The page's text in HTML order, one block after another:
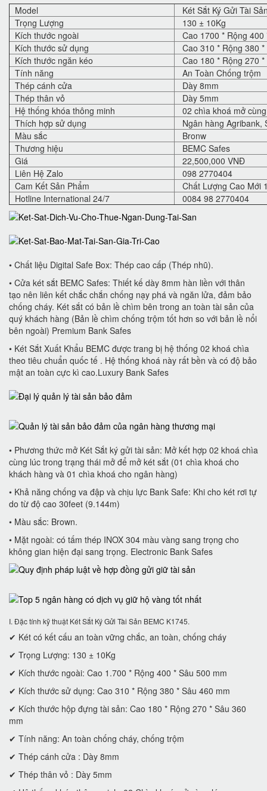
Model
Két Sắt Ký Gửi Tài
Trọng Lượng
130 ± 10Kg
Kích thước ngoài
Cao 1700 * Rộng
Kích thước sử dụng
Cao 310 * Rộng 380
Kích thước ngăn kéo
Cao 180 * Rộng 270
Tính năng
An Toàn Chống trộm
Thép cánh cửa
Dày 8mm
Thép thân vỏ
Dày 5mm
Hệ thống khóa thông minh
02 chìa khoá mở
Thích hợp sử dụng
Ngân hàng Agribank,
Màu sắc
Bronw
Thương hiệu
BEMC Safes
Giá
22,500,000 VNĐ
Liên Hệ Zalo
098 2770404
Cam Kết Sản Phẩm
Chất Lượng Cao Mới
Hotline International 24/7
0084 98 2770404
• Chất liệu Digital Safe Box: Thép cao cấp (Thép nhũ).
• Cửa két sắt BEMC Safes: Thiết kế dày 8mm hàn liền với thân
tạo nên liên kết chắc chắn chống nạy phá và ngăn lửa, đảm bảo
chống cháy. Két sắt có bản lề chìm bên trong an toàn tài sản của
quý khách hàng (Bản lề chìm chống trộm tốt hơn so với bản lề nổi
bên ngoài) Premium Bank Safes
• Két Sắt Xuất Khẩu BEMC được trang bị hệ thống 02 khoá chìa
theo tiêu chuẩn quốc tế . Hệ thống khoá này rất bền và có độ bảo
mật an toàn cực kì cao.Luxury Bank Safes
• Phương thức mở Két Sắt ký gửi tài sản: Mở kết hợp 02 khoá chìa
cùng lúc trong trạng thái mở để mở két sắt (01 chìa khoá cho
khách hàng và 01 chìa khoá cho ngân hàng)
• Khả năng chống va đập và chịu lực Bank Safe: Khi cho két rơi tự
do từ độ cao 30feet (9.144m)
• Màu sắc: Brown.
• Mặt ngoài: có tấm thép INOX 304 màu vàng sang trọng cho
không gian hiện đại sang trọng. Electronic Bank Safes
I. Đặc tính kỹ thuật Két Sắt Ký Gửi Tài Sản BEMC K1745.
✔ Két có kết cấu an toàn vững chắc, an toàn, chống cháy
✔ Trọng Lượng: 130 ± 10Kg
✔ Kích thước ngoài: Cao 1.700 * Rộng 400 * Sâu 500 mm
✔ Kích thước sử dụng: Cao 310 * Rộng 380 * Sâu 460 mm
✔ Kích thước hộp đựng tài sản: Cao 180 * Rộng 270 * Sâu 360
mm
✔ Tính năng: An toàn chống cháy, chống trộm
✔ Thép cánh cửa : Dày 8mm
✔ Thép thân vỏ : Dày 5mm